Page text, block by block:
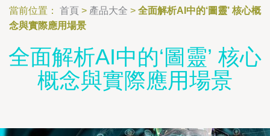
當前位置： 首頁 > 產品大全 > 全面解析AI中的‘圖靈’ 核心概
念與實際應用場景
全面解析AI中的‘圖靈’ 核心
概念與實際應用場景